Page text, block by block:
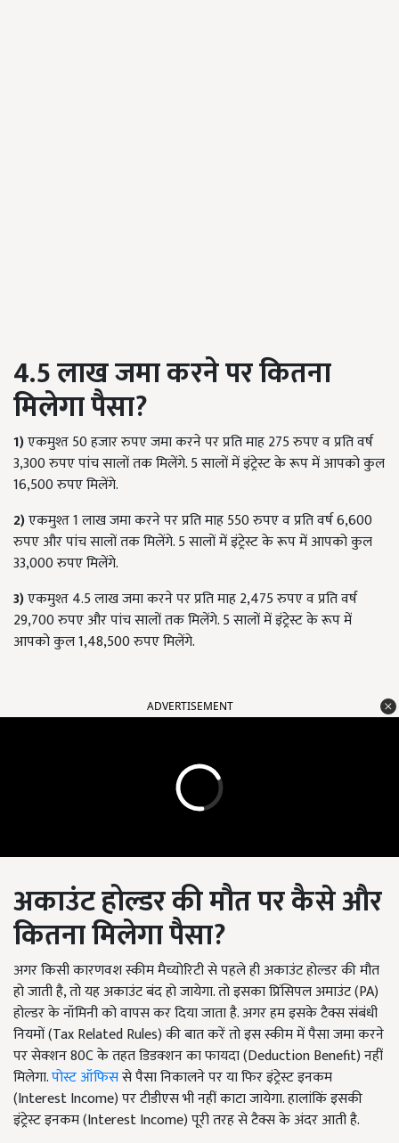
4.5लाख जमा करने पर कितना
मिलेगा पैसा?
1)एकमुश्त 50 हजार रुपए जमा करने पर प्रति माह 275 रुपए व प्रति वर्ष
3,300 रुपए पांच सालों तक मिलेंगे. 5 सालों में इंट्रेस्ट के रूप में आपको कुल
16,500 रुपए मिलेंगे.
2)एकमुश्त 1 लाख जमा करने पर प्रति माह 550 रुपए व प्रति वर्ष 6,600
रुपए और पांच सालों तक मिलेंगे. 5 सालों में इंट्रेस्ट के रूप में आपको कुल
33,000 रुपए मिलेंगे.
3)एकमुश्त 4.5 लाख जमा करने पर प्रति माह 2,475 रुपए व प्रति वर्ष
29,700 रुपए और पांच सालों तक मिलेंगे. 5 सालों में इंट्रेस्ट के रूप में
आपको कुल 1,48,500 रुपए मिलेंगे.
ADVERTISEMENT
अकाउंट होल्डर की मौत पर कैसे और
कितना मिलेगा पैसा?
अगर किसी कारणवश स्कीम मैच्योरिटी से पहले ही अकाउंट होल्डर की मौत
हो जाती है, तो यह अकाउंट बंद हो जायेगा. तो इसका प्रिंसिपल अमाउंट (PA)
होल्डर के नॉमिनी को वापस कर दिया जाता है. अगर हम इसके टैक्स संबंधी
नियमों (Tax Related Rules) की बात करें तो इस स्कीम में पैसा जमा करने
पर सेक्शन 80C के तहत डिडक्शन का फायदा (Deduction Benefit) नहीं
मिलेगा.पोस्ट ऑफिससे पैसा निकालने पर या फिर इंट्रेस्ट इनकम
(Interest Income) पर टीडीएस भी नहीं काटा जायेगा. हालांकिं इसकी
इंट्रेस्ट इनकम (Interest Income) पूरी तरह से टैक्स के अंदर आती है.